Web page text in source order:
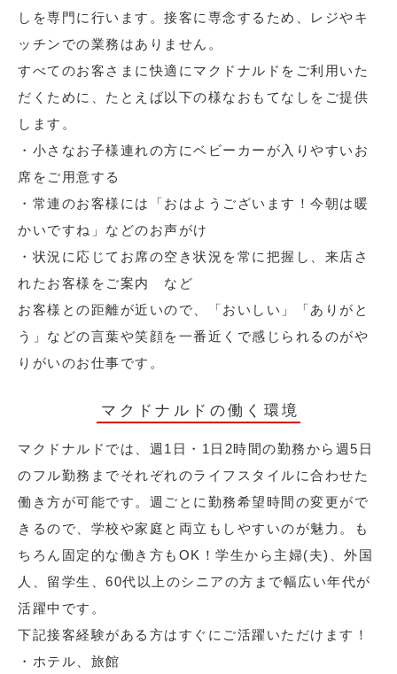
しを専門に行います。接客に専念するため、レジやキ
ッチンでの業務はありません。
すべてのお客さまに快適にマクドナルドをご利用いた
だくために、たとえば以下の様なおもてなしをご提供
します。
・小さなお子様連れの方にベビーカーが入りやすいお
席をご用意する
・常連のお客様には「おはようございます！今朝は暖
かいですね」などのお声がけ
・状況に応じてお席の空き状況を常に把握し、来店さ
れたお客様をご案内 など
お客様との距離が近いので、「おいしい」「ありがと
う」などの言葉や笑顔を一番近くで感じられるのがや
りがいのお仕事です。
マクドナルドの働く環境
マクドナルドでは、週1日・1日2時間の勤務から週5日
のフル勤務までそれぞれのライフスタイルに合わせた
働き方が可能です。週ごとに勤務希望時間の変更がで
きるので、学校や家庭と両立もしやすいのが魅力。も
ちろん固定的な働き方もOK！学生から主婦(夫)、外国
人、留学生、60代以上のシニアの方まで幅広い年代が
活躍中です。
下記接客経験がある方はすぐにご活躍いただけます！
・ホテル、旅館